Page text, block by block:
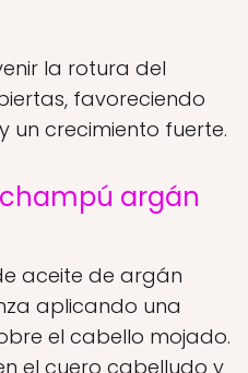
la rotura del
favoreciendo
un crecimiento fuerte.
argán
aceite de argán
aplicando una
el cabello mojado.
el cuero cabelludo y